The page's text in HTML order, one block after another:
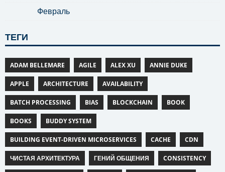
Февраль
ТЕГИ
ADAM BELLEMARE AGILE ALEX XU ANNIE DUKE
APPLE ARCHITECTURE AVAILABILITY
BATCH PROCESSING BIAS BLOCKCHAIN BOOK
BOOKS BUDDY SYSTEM
BUILDING EVENT-DRIVEN MICROSERVICES CACHE CDN
ЧИСТАЯ АРХИТЕКТУРА ГЕНИЙ ОБЩЕНИЯ CONSISTENCY